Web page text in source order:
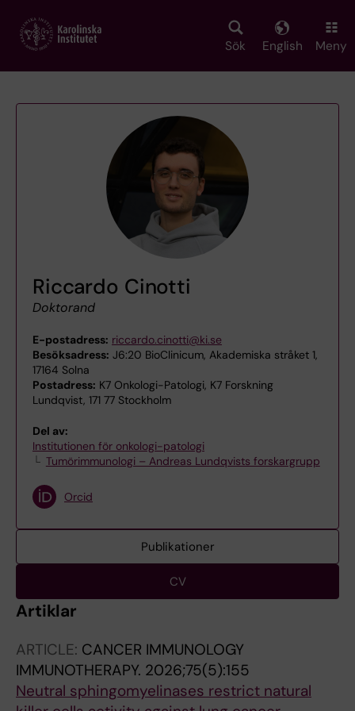
main
Sök English Meny
Riccardo Cinotti
Doktorand
E-postadress: riccardo.cinotti@ki.se
Besöksadress: J6:20 BioClinicum, Akademiska stråket 1,
17164 Solna
Postadress: K7 Onkologi-Patologi, K7 Forskning
Lundqvist, 171 77 Stockholm
Del av:
Institutionen för onkologi-patologi
Tumörimmunologi – Andreas Lundqvists forskargrupp
Orcid
Publikationer
CV
Artiklar
ARTICLE: CANCER IMMUNOLOGY
IMMUNOTHERAPY. 2026;75(5):155
Neutral sphingomyelinases restrict natural